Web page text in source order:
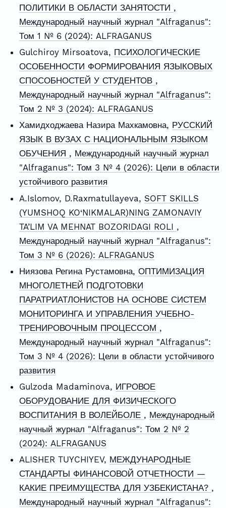
ПОЛИТИКИ В ОБЛАСТИ ЗАНЯТОСТИ ,
Международный научный журнал "Alfraganus":
Том 1 № 6 (2024): ALFRAGANUS
Gulchiroy Mirsoatova, ПСИХОЛОГИЧЕСКИЕ
ОСОБЕННОСТИ ФОРМИРОВАНИЯ ЯЗЫКОВЫХ
СПОСОБНОСТЕЙ У СТУДЕНТОВ ,
Международный научный журнал "Alfraganus":
Том 2 № 3 (2024): ALFRAGANUS
Хамидходжаева Назира Махкамовна, РУССКИЙ
ЯЗЫК В ВУЗАХ С НАЦИОНАЛЬНЫМ ЯЗЫКОМ
ОБУЧЕНИЯ , Международный научный журнал
"Alfraganus": Том 3 № 4 (2026): Цели в области
устойчивого развития
A.Islomov, D.Raxmatullayeva, SOFT SKILLS
(YUMSHOQ KO‘NIKMALAR)NING ZAMONAVIY
TA’LIM VA MEHNAT BOZORIDAGI ROLI ,
Международный научный журнал "Alfraganus":
Том 3 № 6 (2026): ALFRAGANUS
Ниязова Регина Рустамовна, ОПТИМИЗАЦИЯ
МНОГОЛЕТНЕЙ ПОДГОТОВКИ
ПАРАТРИАТЛОНИСТОВ НА ОСНОВЕ СИСТЕМ
МОНИТОРИНГА И УПРАВЛЕНИЯ УЧЕБНО-
ТРЕНИРОВОЧНЫМ ПРОЦЕССОМ ,
Международный научный журнал "Alfraganus":
Том 3 № 4 (2026): Цели в области устойчивого
развития
Gulzoda Madaminova, ИГРОВОЕ
ОБОРУДОВАНИЕ ДЛЯ ФИЗИЧЕСКОГО
ВОСПИТАНИЯ В ВОЛЕЙБОЛЕ , Международный
научный журнал "Alfraganus": Том 2 № 2
(2024): ALFRAGANUS
ALISHER TUYCHIYEV, МЕЖДУНАРОДНЫЕ
СТАНДАРТЫ ФИНАНСОВОЙ ОТЧЕТНОСТИ —
КАКИЕ ПРЕИМУЩЕСТВА ДЛЯ УЗБЕКИСТАНА? ,
Международный научный журнал "Alfraganus":